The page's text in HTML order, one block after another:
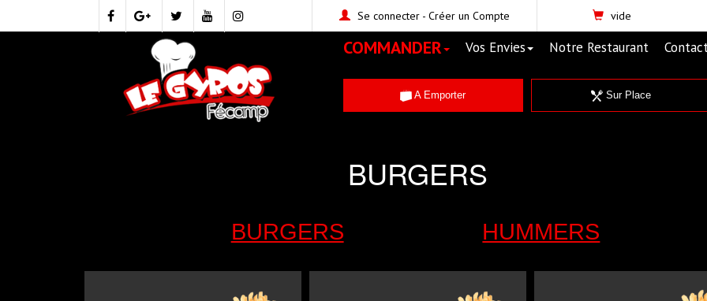
Se connecter- Créer un Compte vide
COMMANDER Vos Envies Notre Restaurant
A Emporter Sur Place
BURGERS
BURGERS HUMMERS